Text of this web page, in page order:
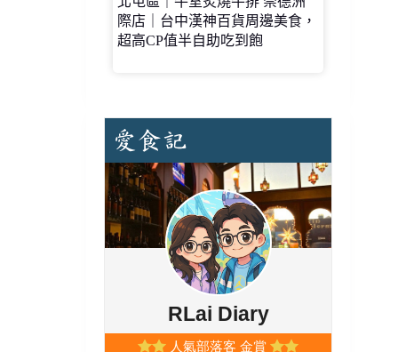
際店｜台中漢神百貨周邊美食，
超高CP值半自助吃到飽